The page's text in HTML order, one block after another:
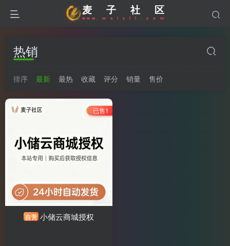
麦 子 社 区
w w w . m a i z . c o m
热销
排序 最新 最热 收藏 评分 销量 售价
已售1
自营 小储云商城授权